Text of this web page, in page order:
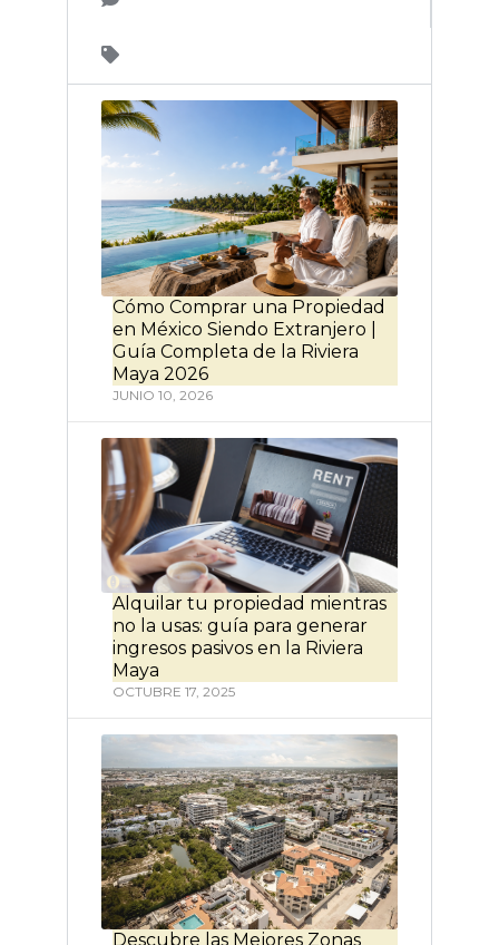
Cómo Comprar una Propiedad
en México Siendo Extranjero |
Guía Completa de la Riviera
Maya 2026
JUNIO 10, 2026
Alquilar tu propiedad mientras
no la usas: guía para generar
ingresos pasivos en la Riviera
Maya
OCTUBRE 17, 2025
Descubre las Mejores Zonas